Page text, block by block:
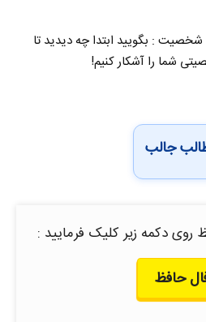
شخصیت : بگویید ابتدا چه دیدید تا
شما را آشکار کنیم!
جالب
روی دکمه زیر کلیک فرمایید :
حافظ